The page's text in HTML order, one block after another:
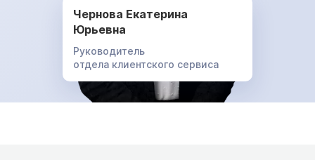
Чернова Екатерина
Юрьевна
Руководитель
отдела клиентского сервиса